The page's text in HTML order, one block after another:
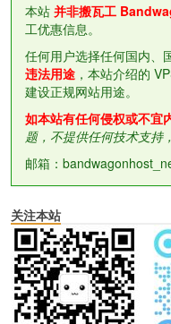
本站 并非搬瓦工
工优惠信息。
任何用户选择任何国内、
违法用途 ，本站介绍的
建设正规网站用途。
如本站有任何侵权或不宜
题，不提供任何技术支持
邮箱：
关注本站